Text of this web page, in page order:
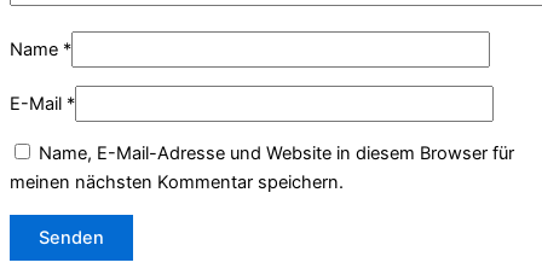
Name *
E-Mail *
Name, E-Mail-Adresse und Website in diesem Browser für
meinen nächsten Kommentar speichern.